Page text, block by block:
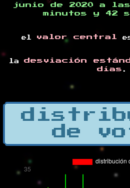
junio de 2020 a
minutos y 42
el valor central
la desviación
días .
de